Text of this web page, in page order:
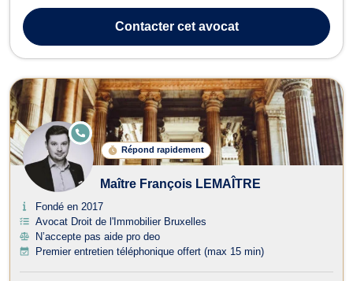
Droit de l'Immobilier. En Droit de la Famille, Maître TYMINSKA
vous accompagne dans toutes le...
Contactercet avocat
Répond rapidement
E
N
G
N
E
Maître François LEMAÎTRE
Fondé en 2017
Avocat Droit de l'Immobilier Bruxelles
N’accepte pas aide pro deo
Premier entretien téléphonique offert (max 15 min)